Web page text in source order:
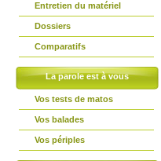
Entretien du matériel
Dossiers
Comparatifs
La parole est à vous
Vos tests de matos
Vos balades
Vos périples